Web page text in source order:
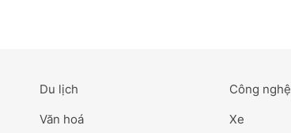
Du lịch
Văn hoá
Công nghệ
Xe